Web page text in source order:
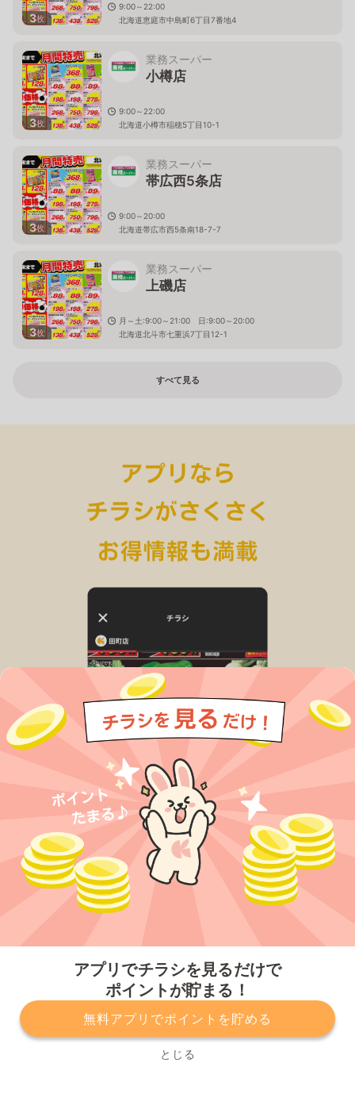
アプリでチラシを見るだけで
ポイントが貯まる！
無料アプリでポイントを貯める
とじる
3枚
9:00～22:00
北海道恵庭市中島町6丁目7番地4
3枚
業務スーパー
小樽店
9:00～22:00
北海道小樽市稲穂5丁目10-1
3枚
業務スーパー
帯広西5条店
9:00～20:00
北海道帯広市西5条南18-7-7
3枚
業務スーパー
上磯店
月～土:9:00～21:00 日:9:00～20:00
北海道北斗市七重浜7丁目12-1
すべて見る
プライバシーポリシー 利用規約
運営会社
サービスに関してのお問い合わせ